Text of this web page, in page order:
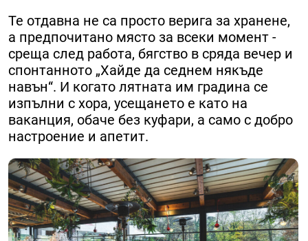
Те отдавна не са просто верига за хранене,
а предпочитано място за всеки момент -
среща след работа, бягство в сряда вечер и
спонтанното „Хайде да седнем някъде
навън“. И когато лятната им градина се
изпълни с хора, усещането е като на
ваканция, обаче без куфари, а само с добро
настроение и апетит.